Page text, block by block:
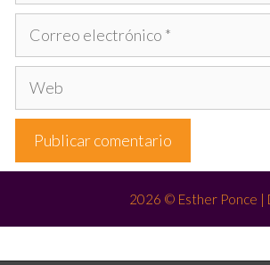
2026 © Esther Ponce |